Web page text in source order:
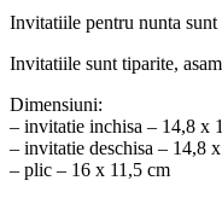
a
4,70 lei.
este:
Invitatiile pentru nunta
Invitatiile sunt tiparite,
Dimensiuni:
– invitatie inchisa – 14,8 x
– invitatie deschisa – 14,8
– plic – 16 x 11,5 cm